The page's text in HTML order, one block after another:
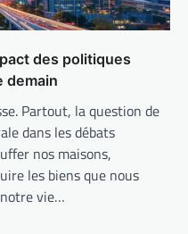
des politiques
demain
Partout, la question de
dans les débats
nos maisons,
les biens que nous
notre vie…